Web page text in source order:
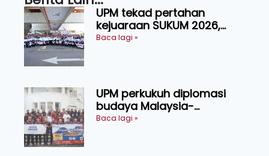
UPM tekad pertahan
kejuaraan SUKUM 2026,
sasar 16 pingat emas
Baca lagi »
UPM perkukuh diplomasi
budaya Malaysia-
Indonesia melalui Narasi
Baca lagi »